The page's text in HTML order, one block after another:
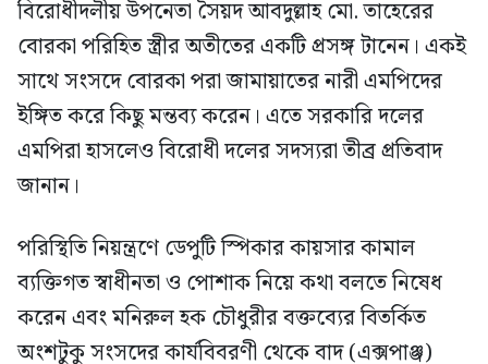
বিরোধীদলীয় উপনেতা সৈয়দ আবদুল্লাহ মো. তাহেরের
বোরকা পরিহিত স্ত্রীর অতীতের একটি প্রসঙ্গ টানেন। একই
সাথে সংসদে বোরকা পরা জামায়াতের নারী এমপিদের
ইঙ্গিত করে কিছু মন্তব্য করেন। এতে সরকারি দলের
এমপিরা হাসলেও বিরোধী দলের সদস্যরা তীব্র প্রতিবাদ
জানান।
পরিস্থিতি নিয়ন্ত্রণে ডেপুটি স্পিকার কায়সার কামাল
ব্যক্তিগত স্বাধীনতা ও পোশাক নিয়ে কথা বলতে নিষেধ
করেন এবং মনিরুল হক চৌধুরীর বক্তব্যের বিতর্কিত
অংশটুকু সংসদের কার্যবিবরণী থেকে বাদ (এক্সপাঞ্জ)